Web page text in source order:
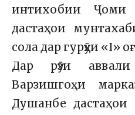
интихобии Ҷоми
дастаҳои
сола дар гурӯҳи «I»
Дар рӯзи
Варзишгоҳи
Душанбе дастаҳои